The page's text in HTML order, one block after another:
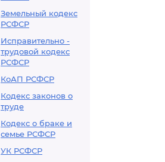
Земельный кодекс
РСФСР
Исправительно -
трудовой кодекс
РСФСР
КоАП РСФСР
Кодекс законов о
труде
Кодекс о браке и
семье РСФСР
УК РСФСР